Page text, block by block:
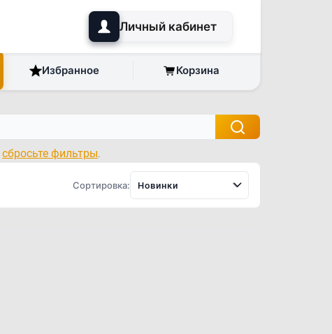
Личный кабинет
Избранное Корзина
сбросьте фильтры.
Сортировка: Новинки